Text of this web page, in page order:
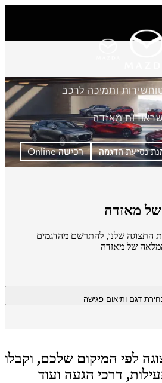
שירות ותמיכה לרכב
מאזדה
נסיעת הדגמה רכישה Online
מאזדה
שלנו, להתרשם מהדגמים
של מאזדה
דגם ותיאום פגישה
לפי המיקום שלכם, וקבלו
דרכי הגעה ועוד